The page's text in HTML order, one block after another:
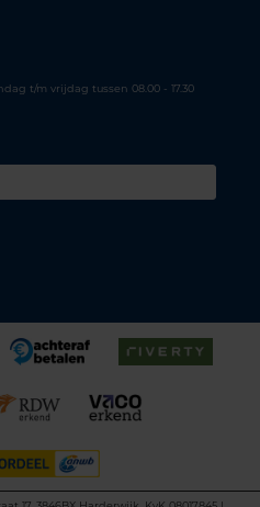
t/m vrijdag tussen 08.00 - 17.30